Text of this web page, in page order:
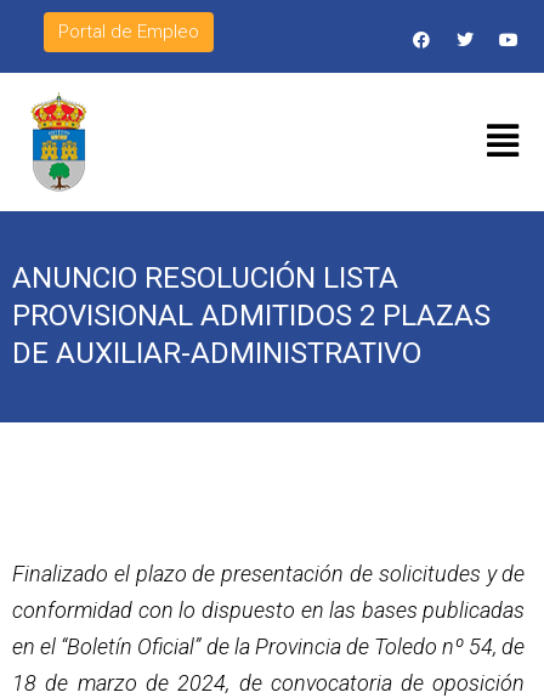
Portal de Empleo
ANUNCIO RESOLUCIÓN LISTA
PROVISIONAL ADMITIDOS 2 PLAZAS
DE AUXILIAR-ADMINISTRATIVO
Finalizado el plazo de presentación de solicitudes y de
conformidad con lo dispuesto en las bases publicadas
en el “Boletín Oficial” de la Provincia de Toledo nº 54, de
18 de marzo de 2024, de convocatoria de oposición